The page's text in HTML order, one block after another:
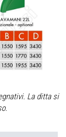
La ditta si